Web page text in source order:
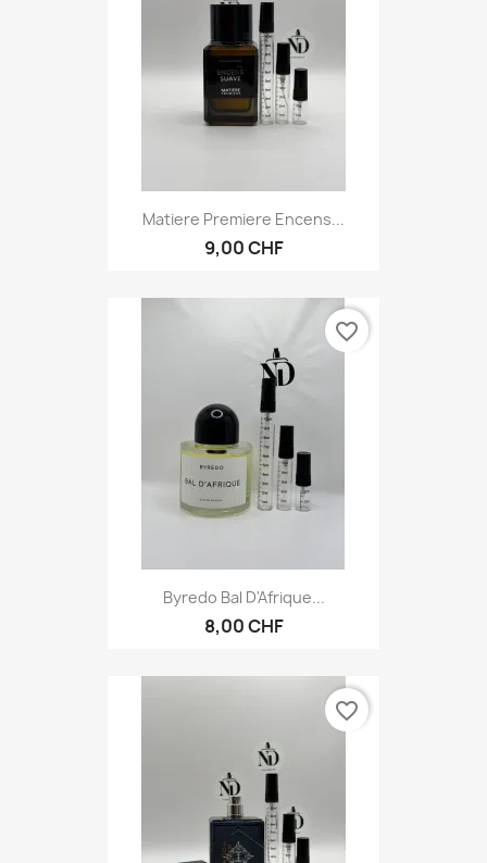
Matiere Premiere Encens...
9,00 CHF
Byredo Bal D'Afrique...
8,00 CHF
favorite_border
favorite_border